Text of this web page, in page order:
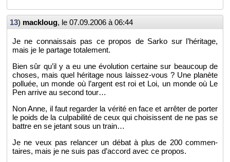
13) mac­k­loug, le 07.09.2006 à 06:44
Je ne connais­sais pas ce pro­pos de Sarko sur l’hé­ri­tage,
mais je le par­tage to­ta­le­ment.
Bien sûr qu’il y a eu une évo­lu­tion cer­taine sur beau­coup de
choses, mais quel hé­ri­tage nous lais­sez-vous ? Une pla­nète
pol­luée, un monde où l’ar­gent est roi et Loi, un monde où Le
Pen ar­rive au se­cond tour…
Non Anne, il faut re­gar­der la vé­rité en face et ar­rê­ter de por­ter
le poids de la culpa­bi­lité de ceux qui choi­sissent de ne pas se
battre en se je­tant sous un train…
Je ne veux pas re­lan­cer un débat à plus de 200 com­men­
taires, mais je ne suis pas d’ac­cord avec ce pro­pos.